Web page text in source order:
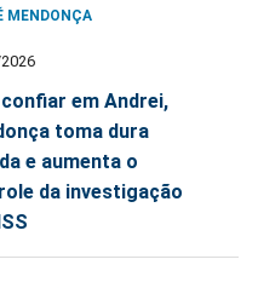
MENDONÇA
em Andrei,
toma dura
e aumenta o
da investigação